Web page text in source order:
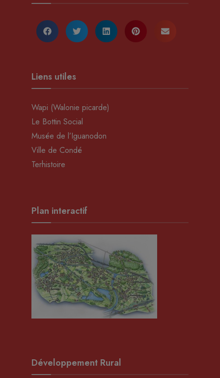
Liens utiles
Wapi (Walonie picarde)
Le Bottin Social
Musée de l’Iguanodon
Ville de Condé
Terhistoire
Plan interactif
Développement Rural